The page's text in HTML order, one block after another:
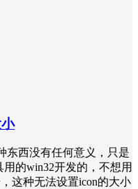
东西没有任何意义，只是
的win32开发的，不想用
这种无法设置icon的大小